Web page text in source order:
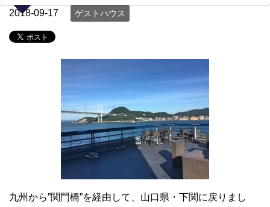
2018-09-17 ゲストハウス
九州から”関門橋”を経由して、山口県・下関に戻りまし